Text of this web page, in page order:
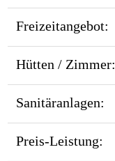
Freizeitangebot:
Hütten / Zimmer:
Sanitäranlagen:
Preis-Leistung: